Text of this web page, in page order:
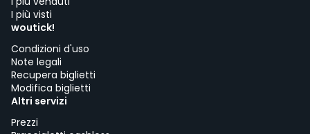
I più visti
woutick!
Condizioni d'uso
Note legali
Recupera biglietti
Modifica biglietti
Altri servizi
Prezzi